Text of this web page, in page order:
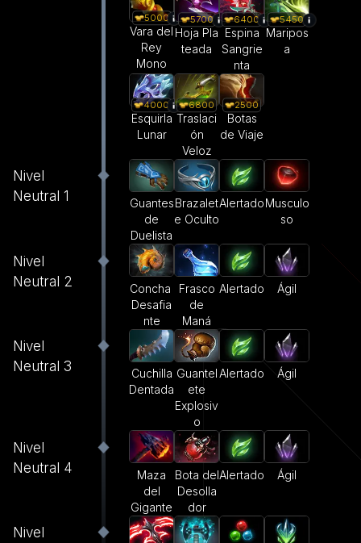
5000
Vara del
Rey
Mono
5700
Hoja Pla
teada
6400
Espina
Sangrie
nta
5450
Maripos
a
4000
Esquirla
Lunar
6800
Traslaci
ón
Veloz
2500
Botas
de Viaje
Nivel
Neutral 1
Guantes
de
Duelista
Brazalet
e Oculto
AlertadoMusculo
so
Nivel
Neutral 2
Concha
Desafia
nte
Frasco
de
Maná
Alertado Ágil
Nivel
Neutral 3
Cuchilla
Dentada
Guantel
ete
Explosiv
o
Alertado Ágil
Nivel
Neutral 4
Maza
del
Gigante
Bota del
Desolla
dor
Alertado Ágil
Nivel